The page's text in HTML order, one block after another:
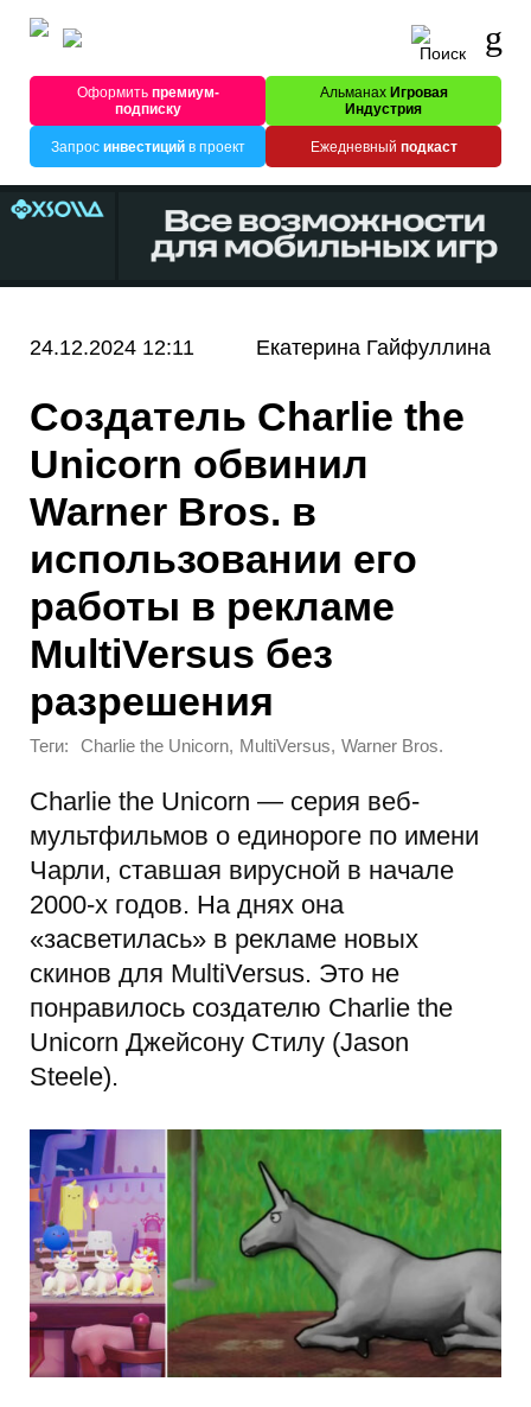
Оформитьпремиум-
подписку
Альманах Игровая
Индустрия
Запрос инвестицийв проект Ежедневный подкаст
24.12.2024 12:11 Екатерина Гайфуллина
Создатель Charlie the
Unicorn обвинил
Warner Bros. в
использовании его
работы в рекламе
MultiVersus без
разрешения
Теги: Charlie the Unicorn, MultiVersus, Warner Bros.
Charlie the Unicorn — серия веб-
мультфильмов о единороге по имени
Чарли, ставшая вирусной в начале
2000-х годов. На днях она
«засветилась» в рекламе новых
скинов для MultiVersus. Это не
понравилось создателю Charlie the
Unicorn Джейсону Стилу (Jason
Steele).